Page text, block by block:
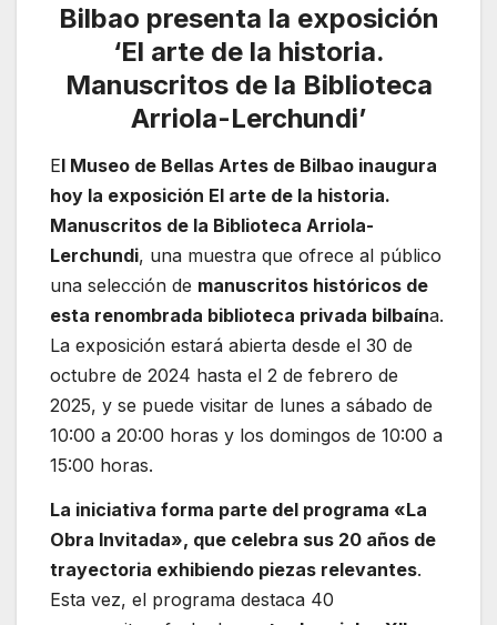
Bilbao presenta la exposición
‘El arte de la historia.
Manuscritos de la Biblioteca
Arriola-Lerchundi’
El Museo de Bellas Artes de Bilbao inaugura
hoy la exposición El arte de la historia.
Manuscritos de la Biblioteca Arriola-
Lerchundi, una muestra que ofrece al público
una selección de manuscritos históricos de
esta renombrada biblioteca privada bilbaína.
La exposición estará abierta desde el 30 de
octubre de 2024 hasta el 2 de febrero de
2025, y se puede visitar de lunes a sábado de
10:00 a 20:00 horas y los domingos de 10:00 a
15:00 horas.
La iniciativa forma parte del programa «La
Obra Invitada», que celebra sus 20 años de
trayectoria exhibiendo piezas relevantes.
Esta vez, el programa destaca 40